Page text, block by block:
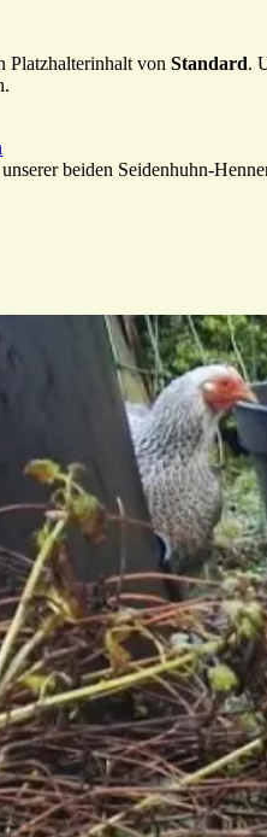
Platzhalterinhalt von Standard.
beiden Seidenhuhn-